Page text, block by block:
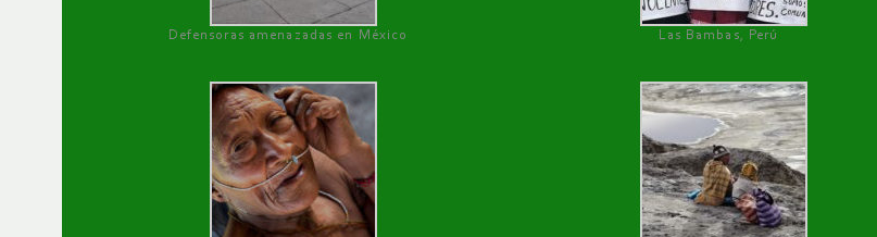
Defensoras amenazadas en México Las Bambas, Perú